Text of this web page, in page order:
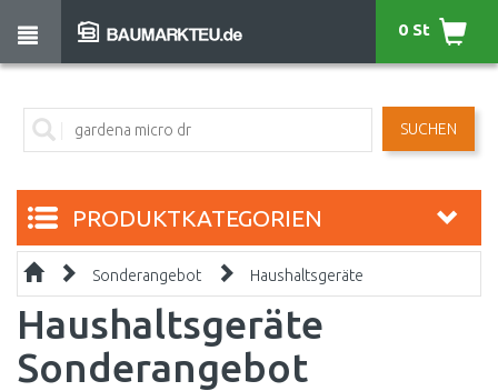
SUCHEN
0 St
PRODUKTKATEGORIEN
Sonderangebot Haushaltsgeräte
Haushaltsgeräte
Sonderangebot